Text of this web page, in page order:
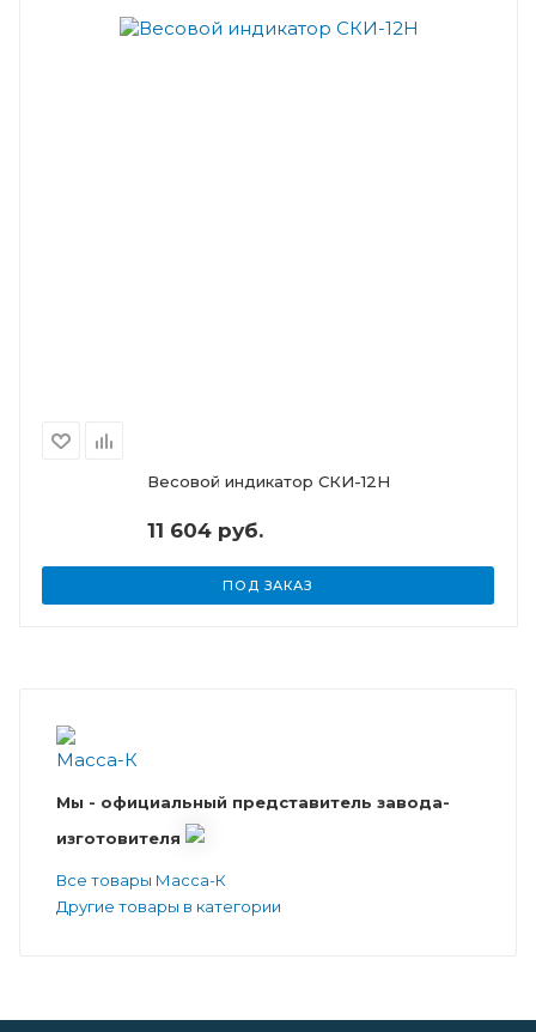
Весовой индикатор СКИ-12Н
11 604 руб.
ПОД ЗАКАЗ
Мы - официальный представитель завода-
изготовителя
Все товары Масса-К
Другие товары в категории